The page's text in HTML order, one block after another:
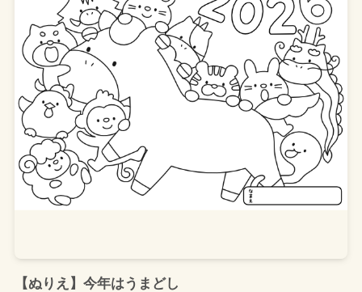
【ぬりえ】今年はうまどし